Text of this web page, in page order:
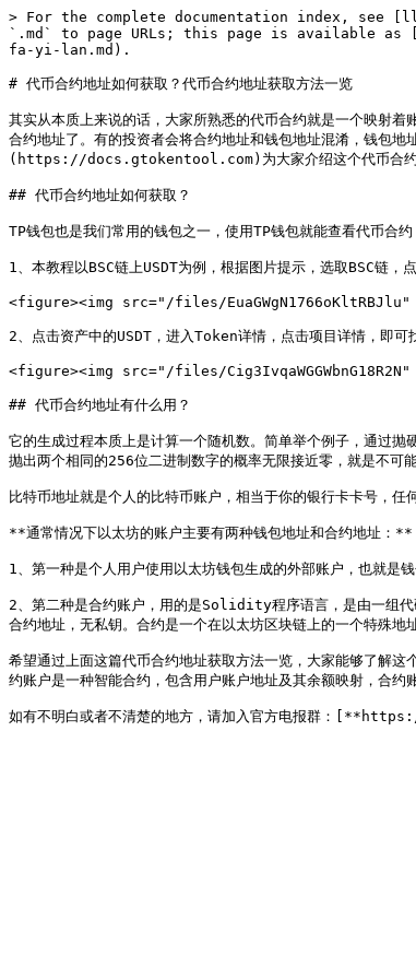
> For the complete documentation index, see
`.md` to page URLs; this page is available as
fa-yi-lan.md).
# 代币合约地址如何获取？代币合约地址获取方法一览
其实从本质上来说的话，大家所熟悉的代币合约就是一个映射
合约地址了。有的投资者会将合约地址和钱包地址混淆，钱包
(https://docs.gtokentool.com)为大家介绍这个代币合约地
## 代币合约地址如何获取？
TP钱包也是我们常用的钱包之一，使用TP钱包就能查看代币合
1、本教程以BSC链上USDT为例，根据图片提示，选取BSC链，
<figure><img src="/files/
2、点击资产中的USDT，进入Token详情，点击项目详情，即可
<figure><img src="/files/
## 代币合约地址有什么用？
它的生成过程本质上是计算一个随机数。简单举个例子，通过
抛出两个相同的256位二进制数字的概率无限接近零，就是不可能
比特币地址就是个人的比特币账户，相当于你的银行卡卡号，
**通常情况下以太坊的账户主要有两种钱包地址和合约地址：**
1、第一种是个人用户使用以太坊钱包生成的外部账户，也就是
2、第二种是合约账户，用的是Solidity程序语言，是由一组代
合约地址，无私钥。合约是一个在以太坊区块链上的一个特殊地址
希望通过上面这篇代币合约地址获取方法一览，大家能够了解
约账户是一种智能合约，包含用户账户地址及其余额映射，合约